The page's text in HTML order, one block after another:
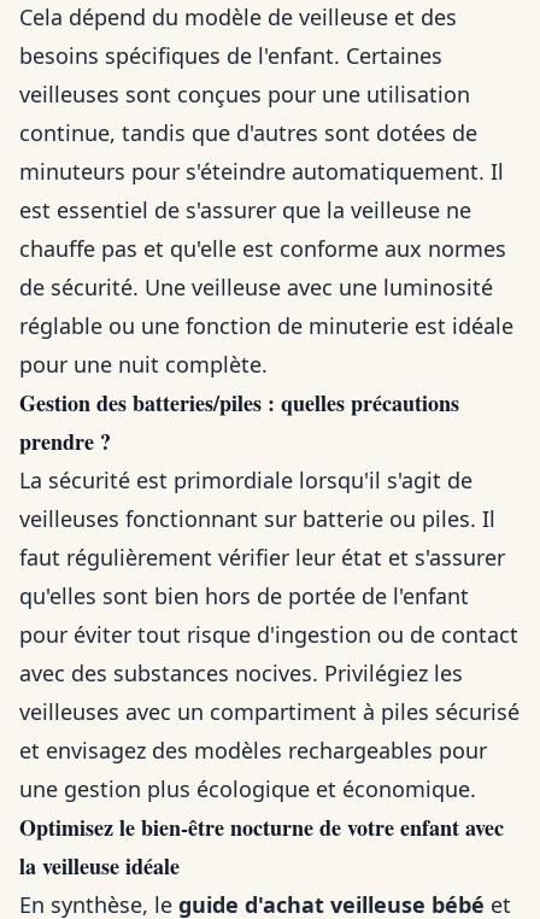
Cela dépend du modèle de veilleuse et des
besoins spécifiques de l'enfant. Certaines
veilleuses sont conçues pour une utilisation
continue, tandis que d'autres sont dotées de
minuteurs pour s'éteindre automatiquement. Il
est essentiel de s'assurer que la veilleuse ne
chauffe pas et qu'elle est conforme aux normes
de sécurité. Une veilleuse avec une luminosité
réglable ou une fonction de minuterie est idéale
pour une nuit complète.
Gestion des batteries/piles : quelles précautions
prendre ?
La sécurité est primordiale lorsqu'il s'agit de
veilleuses fonctionnant sur batterie ou piles. Il
faut régulièrement vérifier leur état et s'assurer
qu'elles sont bien hors de portée de l'enfant
pour éviter tout risque d'ingestion ou de contact
avec des substances nocives. Privilégiez les
veilleuses avec un compartiment à piles sécurisé
et envisagez des modèles rechargeables pour
une gestion plus écologique et économique.
Optimisez le bien-être nocturne de votre enfant avec
la veilleuse idéale
En synthèse, le guide d'achat veilleuse bébé et